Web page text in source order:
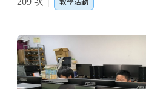
教學活動